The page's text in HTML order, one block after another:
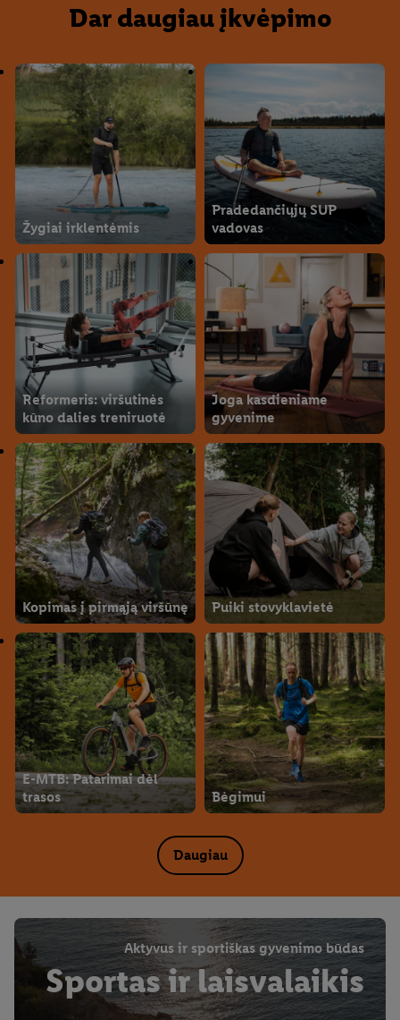
Dar daugiau įkvėpimo
Žygiai irklentėmis
Pradedančiųjų SUP
vadovas
Reformeris: viršutinės
kūno dalies treniruotė
Joga kasdieniame
gyvenime
Kopimas į pirmąją viršūnę Puiki stovyklavietė
E-MTB: Patarimai dėl
trasos
Bėgimui
Daugiau
Aktyvus ir sportiškas gyvenimo būdas
Sportas ir laisvalaikis